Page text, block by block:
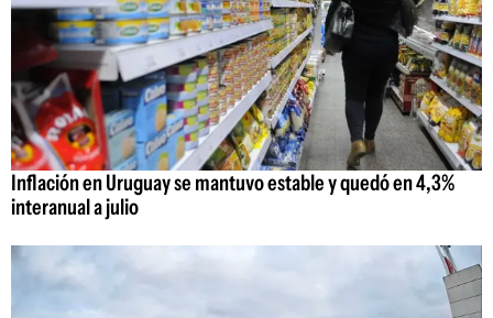
Inflación en Uruguay se mantuvo estable y quedó en 4,3%
interanual a julio